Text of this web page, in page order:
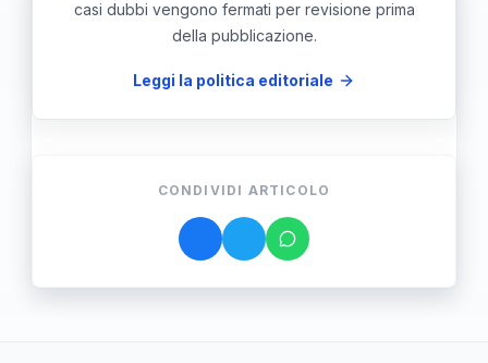
casi dubbi vengono fermati per revisione prima
della pubblicazione.
Leggi la politica editoriale
CONDIVIDI ARTICOLO